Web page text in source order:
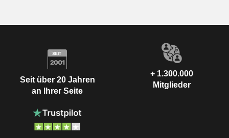
Seit über 20 Jahren
an Ihrer Seite
+ 1.300.000
Mitglieder